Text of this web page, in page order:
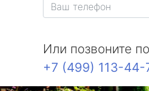
Или позвоните
+7 (499) 113-44-